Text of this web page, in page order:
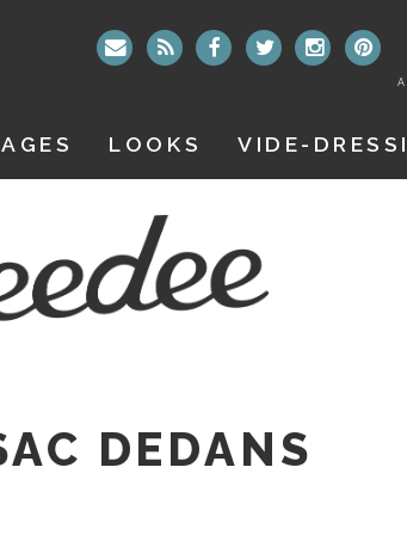
A
LOOKS VIDE-
DEDANS